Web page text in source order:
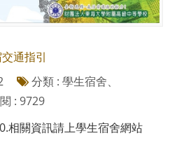
通指引
分類 : 學生宿舍、
: 9729
相關資訊請上學生宿舍網站